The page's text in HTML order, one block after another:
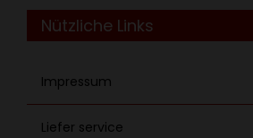
Nützliche Links
Impressum
Liefer service